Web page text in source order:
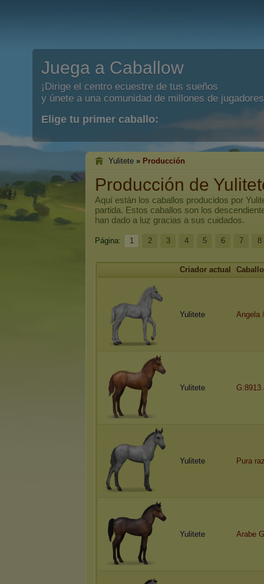
Juega a Caballow
¡Dirige el centro ecuestre de tus sueños
y únete a una comunidad de millones de
Elige tu primer caballo:
Yulitete » Producción
Producción de
Aquí están los caballos producidos por
partida. Estos caballos son los
han dado a luz gracias a sus cuidados.
Página: 1 2 3 4 5 6 7 8
Criador actual Caballo
Yulitete Angela
Yulitete
Yulitete Pura
Yulitete Arabe